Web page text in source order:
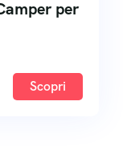
per
Scopri